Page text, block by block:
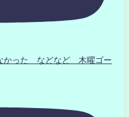
かった などなど 木曜ゴー